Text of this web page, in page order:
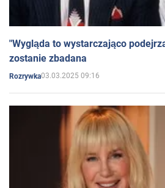
"Wygląda to wystarczająco
zostanie zbadana
Rozrywka03.03.2025 09:16